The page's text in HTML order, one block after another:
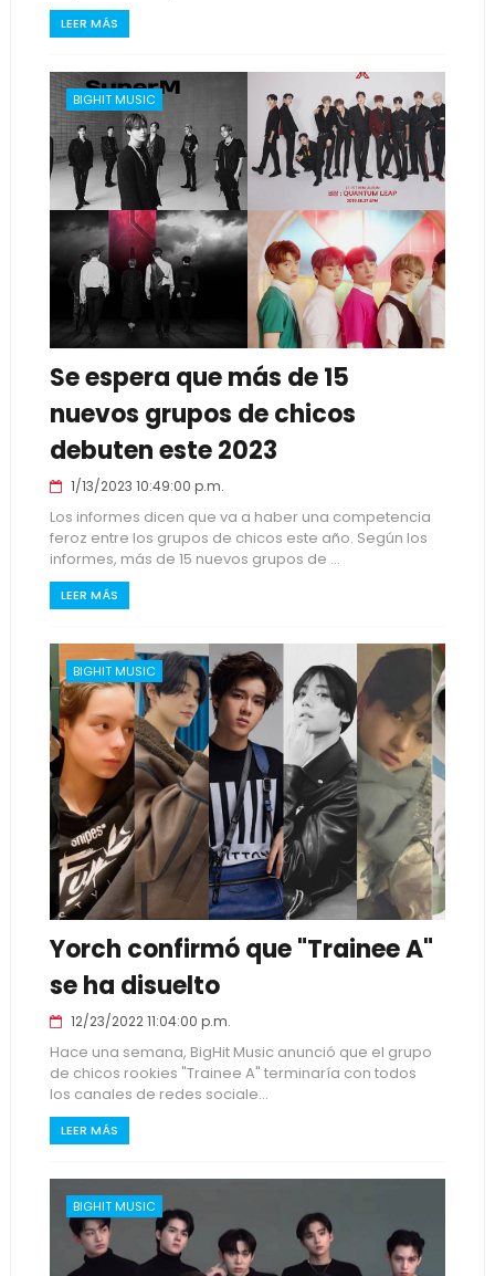
LEER MÁS
BIGHIT MUSIC
Se espera que más de 15
nuevos grupos de chicos
debuten este 2023
1/13/2023 10:49:00 p.m.
Los informes dicen que va a haber una competencia
feroz entre los grupos de chicos este año. Según los
informes, más de 15 nuevos grupos de ...
LEER MÁS
BIGHIT MUSIC
Yorch confirmó que "Trainee A"
se ha disuelto
12/23/2022 11:04:00 p.m.
Hace una semana, BigHit Music anunció que el grupo
de chicos rookies "Trainee A" terminaría con todos
los canales de redes sociale...
LEER MÁS
BIGHIT MUSIC